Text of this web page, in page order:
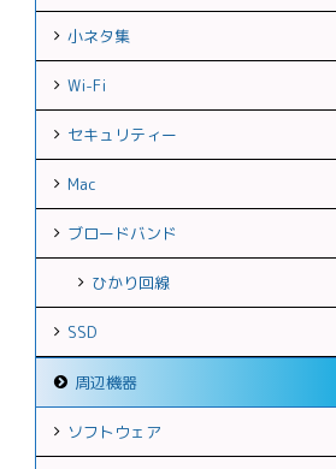
小ネタ集
Wi-Fi
セキュリティー
Mac
ブロードバンド
ひかり回線
SSD
周辺機器
ソフトウェア